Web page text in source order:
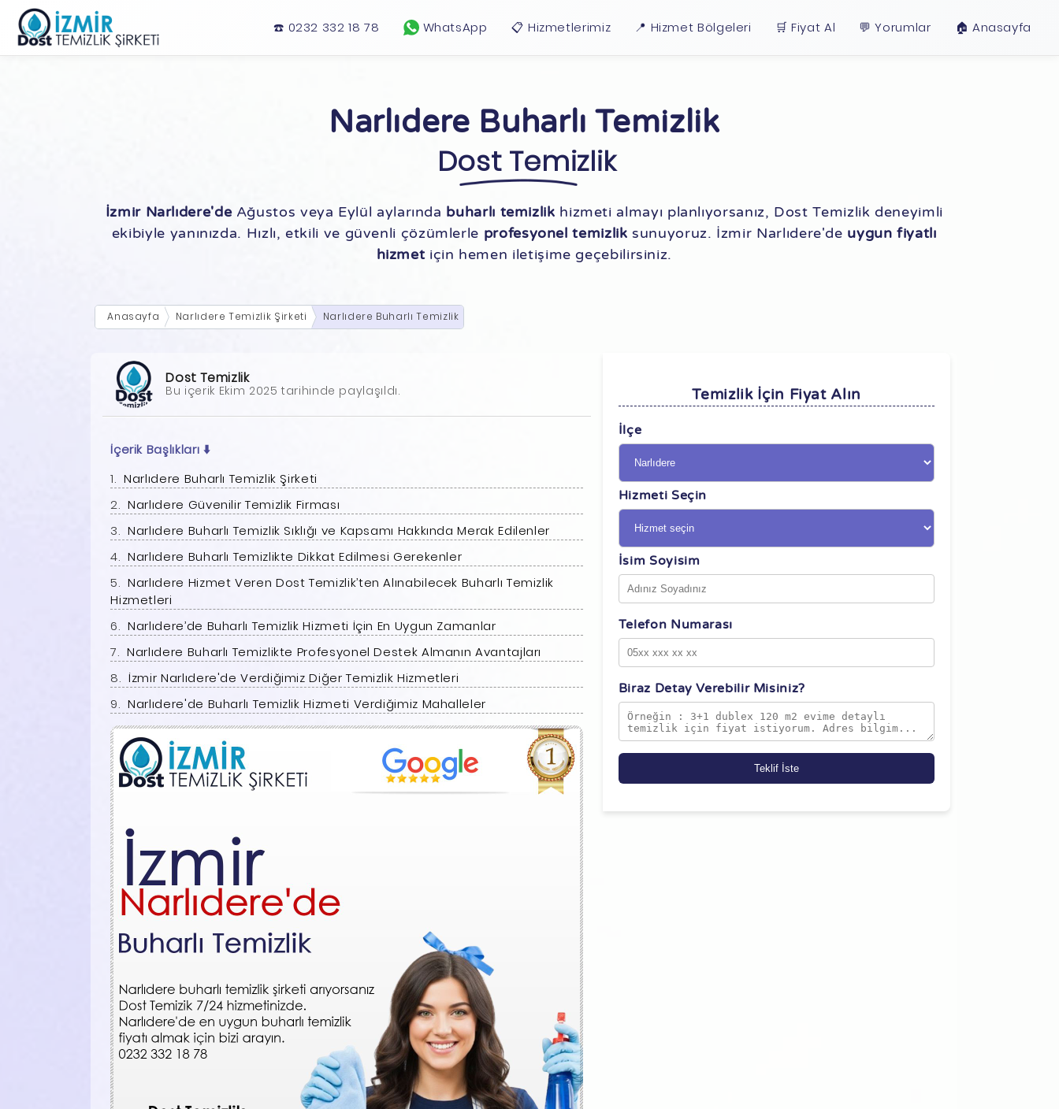
☎️ 0232 332 18 78 WhatsApp 📋 Hizmetlerimiz 📍 Hizmet Bölgeleri 🛒 Fiyat Al 💬 Yorumlar 🏠︎ Anasayfa
Narlıdere Buharlı Temizlik
Dost Temizlik
İzmir Narlıdere'deAğustos veya Eylül aylarında buharlı temizlik hizmeti almayı planlıyorsanız, Dost Temizlik deneyimli
ekibiyle yanınızda. Hızlı, etkili ve güvenli çözümlerle profesyonel temizlik sunuyoruz. İzmir Narlıdere'de uygun fiyatlı
hizmetiçin hemen iletişime geçebilirsiniz.
Anasayfa Narlıdere Temizlik Şirketi Narlıdere Buharlı Temizlik
Dost Temizlik
Bu içerik Ekim 2025 tarihinde paylaşıldı.
İçerik Başlıkları ⬇️
Narlıdere Buharlı Temizlik Şirketi
Narlıdere Güvenilir Temizlik Firması
Narlıdere Buharlı Temizlik Sıklığı ve Kapsamı Hakkında Merak Edilenler
Narlıdere Buharlı Temizlikte Dikkat Edilmesi Gerekenler
Narlıdere Hizmet Veren Dost Temizlik’ten Alınabilecek Buharlı Temizlik
Hizmetleri
Narlıdere’de Buharlı Temizlik Hizmeti İçin En Uygun Zamanlar
Narlıdere Buharlı Temizlikte Profesyonel Destek Almanın Avantajları
İzmir Narlıdere'de Verdiğimiz Diğer Temizlik Hizmetleri
Narlıdere'de Buharlı Temizlik Hizmeti Verdiğimiz Mahalleler
Temizlik İçin Fiyat Alın
İlçe
Hizmeti Seçin
İsim Soyisim
Telefon Numarası
Biraz Detay Verebilir Misiniz?